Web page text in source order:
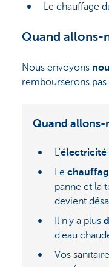
Le chauffage
Quand allons-
Nous envoyons
rembourserons
Quand allons-
L'électricité
Le
panne et la
devient
Il n'y a plus
d'eau
Vos